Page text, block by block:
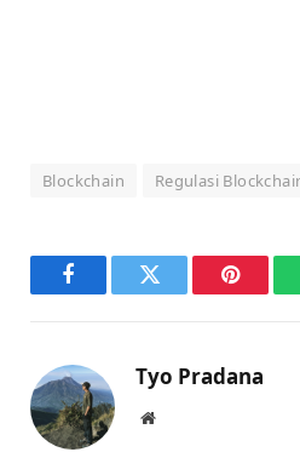
Blockchain Regulasi
FacebookTwitter
Tyo Pradana
Website